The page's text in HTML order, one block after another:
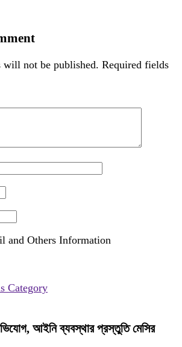
will not be published. Required fields
and Others Information
Category
আইনি ব্যবস্থার প্রস্তুতি মেসির